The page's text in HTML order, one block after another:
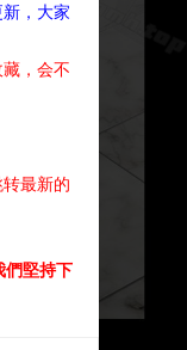
，大家
，会不
最新的
們堅持下